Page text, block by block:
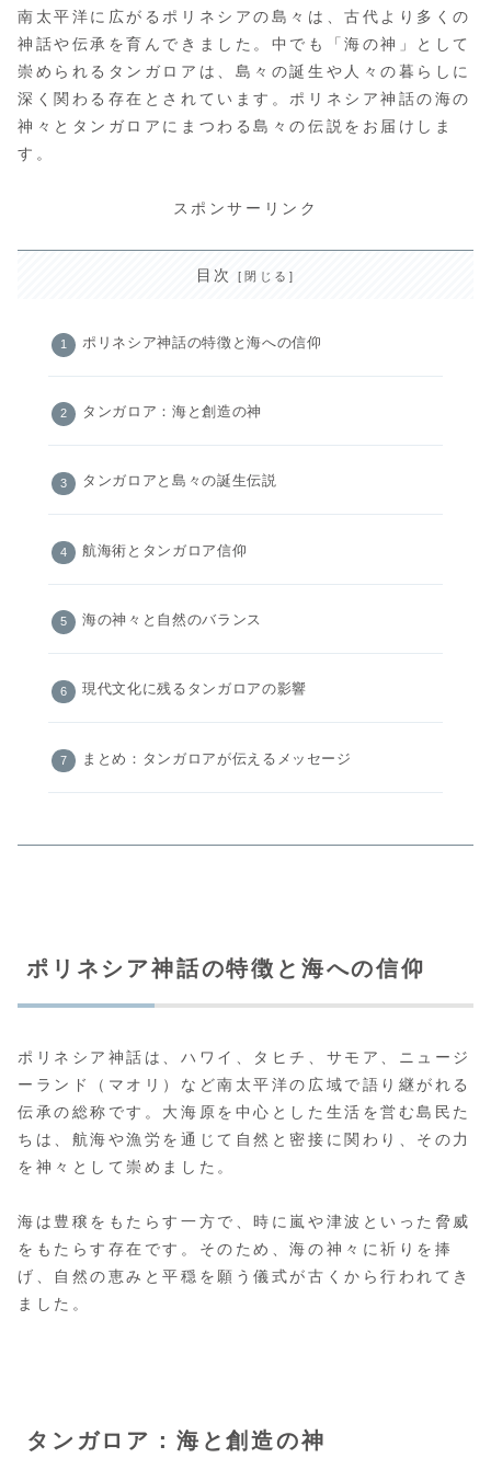
南太平洋に広がるポリネシアの島々は、古代より多くの
神話や伝承を育んできました。中でも「海の神」として
崇められるタンガロアは、島々の誕生や人々の暮らしに
深く関わる存在とされています。ポリネシア神話の海の
神々とタンガロアにまつわる島々の伝説をお届けしま
す。
スポンサーリンク
目次
ポリネシア神話の特徴と海への信仰
タンガロア：海と創造の神
タンガロアと島々の誕生伝説
航海術とタンガロア信仰
海の神々と自然のバランス
現代文化に残るタンガロアの影響
まとめ：タンガロアが伝えるメッセージ
ポリネシア神話の特徴と海への信仰
ポリネシア神話は、ハワイ、タヒチ、サモア、ニュージ
ーランド（マオリ）など南太平洋の広域で語り継がれる
伝承の総称です。大海原を中心とした生活を営む島民た
ちは、航海や漁労を通じて自然と密接に関わり、その力
を神々として崇めました。
海は豊穣をもたらす一方で、時に嵐や津波といった脅威
をもたらす存在です。そのため、海の神々に祈りを捧
げ、自然の恵みと平穏を願う儀式が古くから行われてき
ました。
タンガロア：海と創造の神